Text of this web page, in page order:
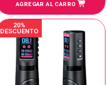
AGREGAR AL CARRO
20%
DESCUENTO